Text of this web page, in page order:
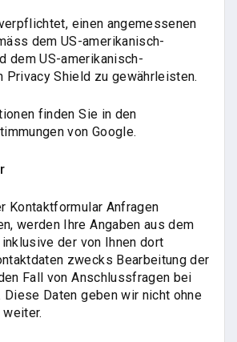
einen angemessenen
dem US-amerikanisch-
dem US-amerikanisch-
Privacy Shield zu gewährleisten.
finden Sie in den
von Google.
Kontaktformular Anfragen
werden Ihre Angaben aus dem
der von Ihnen dort
zwecks Bearbeitung der
Fall von Anschlussfragen bei
Daten geben wir nicht ohne